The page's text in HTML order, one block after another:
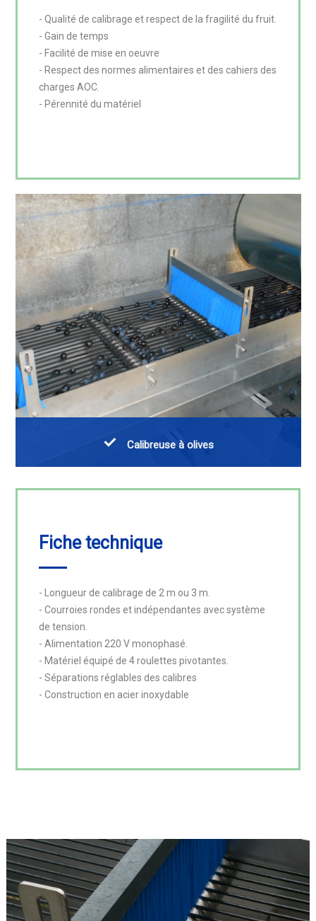
- Qualité de calibrage et respect de la fragilité du fruit.
- Gain de temps
- Facilité de mise en oeuvre
- Respect des normes alimentaires et des cahiers des
charges AOC.
- Pérennité du matériel
Calibreuse à olives
Fiche technique
- Longueur de calibrage de 2 m ou 3 m.
- Courroies rondes et indépendantes avec système
de tension.
- Alimentation 220 V monophasé.
- Matériel équipé de 4 roulettes pivotantes.
- Séparations réglables des calibres
- Construction en acier inoxydable